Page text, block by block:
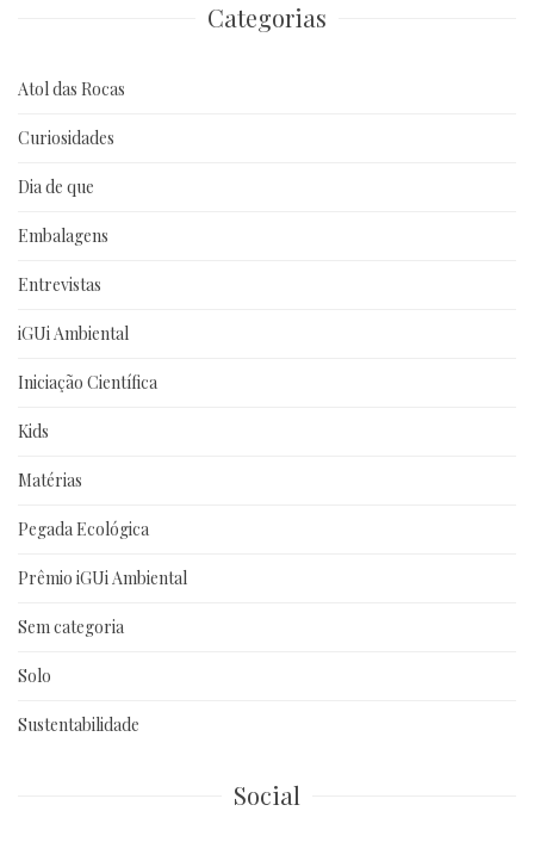
Categorias
Atol das Rocas
Curiosidades
Dia de que
Embalagens
Entrevistas
iGUi Ambiental
Iniciação Científica
Kids
Matérias
Pegada Ecológica
Prêmio iGUi Ambiental
Sem categoria
Solo
Sustentabilidade
Social